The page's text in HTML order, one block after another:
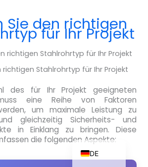
Sie den richtigen
für Ihr Projekt
richtigen Stahlrohrtyp für Ihr Projekt
des für Ihr Projekt geeigneten
eine Reihe von Faktoren
um maximale Leistung zu
gleichzeitig Sicherheits- und
in Einklang zu bringen. Diese
die folgenden Aspekte:
DE
EN
NL
FR
IT
JA
KO
PT
RU